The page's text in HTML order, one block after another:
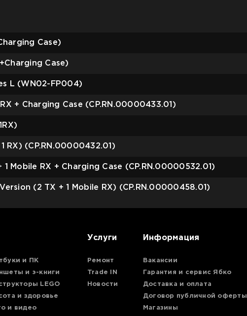
Case)
Case)
L (WN02-FP004)
+ Charging Case (CP.RN.00000433.01)
RX) (CP.RN.00000432.01)
Mobile RX + Charging Case (CP.RN.00000532.01)
(2 TX + 1 Mobile RX) (CP.RN.00000458.01)
и ПК
и э-книги
LEGO
и здоровье
и видео
Услуги
Ремонт
Trade IN
Новости
Информация
Вакансии
Гарантия и сервис Ябко
Доставка и оплата
Договор публичной оферты
Магазины